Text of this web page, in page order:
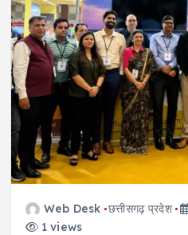
Web Desk छत्तीसगढ़ प्रदेश
1 views